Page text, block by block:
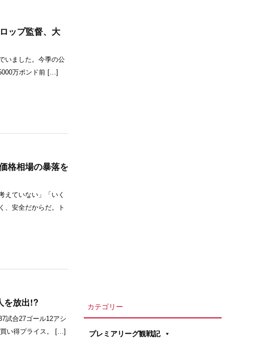
ップ監督、大
いました。今季の公
万ポンド前 […]
格相場の暴落を
えていない」「いく
、安全だからだ。ト
を放出!?
試合27ゴール12アシ
買い得プライス。 […]
カテゴリー
プレミアリーグ観戦記